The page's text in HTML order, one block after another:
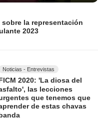
la representación
2023
Noticias - Entrevistas
FICM 2020: 'La diosa del
las lecciones
que tenemos que
de estas chavas